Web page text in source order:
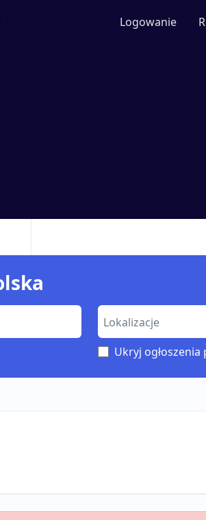
Logowanie
Ukryj ogłoszenia